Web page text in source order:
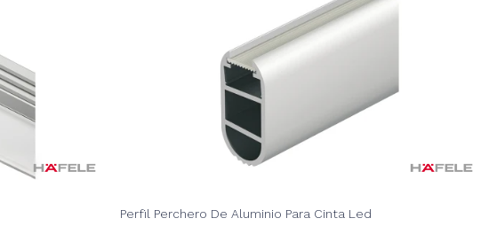
Perfil Perchero De Aluminio Para Cinta Led